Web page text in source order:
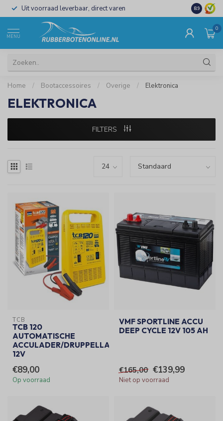
Uit voorraad leverbaar, direct varen Al 15 jaar
8.9
MENU
0
Home / Bootaccessoires / Overige / Elektronica
ELEKTRONICA
FILTERS
TCB
TCB 120
AUTOMATISCHE
ACCULADER/DRUPPELLADER
12V
€89,00
Op voorraad
VMF SPORTLINE ACCU
DEEP CYCLE 12V 105 AH
€165,00 €139,99
Niet op voorraad